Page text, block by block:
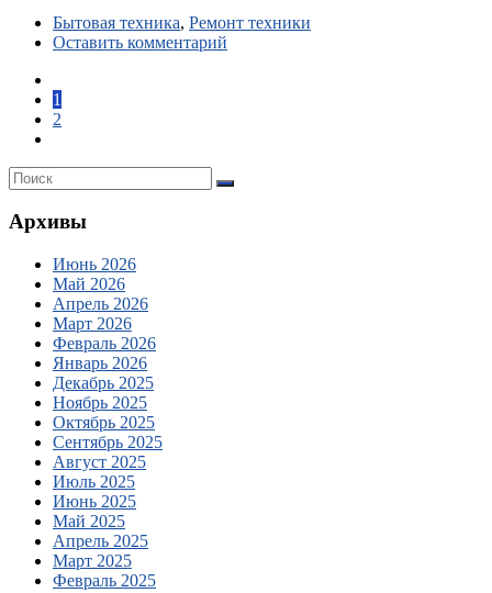
Бытовая техника, Ремонт техники
Оставить комментарий
1
2
Архивы
Июнь 2026
Май 2026
Апрель 2026
Март 2026
Февраль 2026
Январь 2026
Декабрь 2025
Ноябрь 2025
Октябрь 2025
Сентябрь 2025
Август 2025
Июль 2025
Июнь 2025
Май 2025
Апрель 2025
Март 2025
Февраль 2025